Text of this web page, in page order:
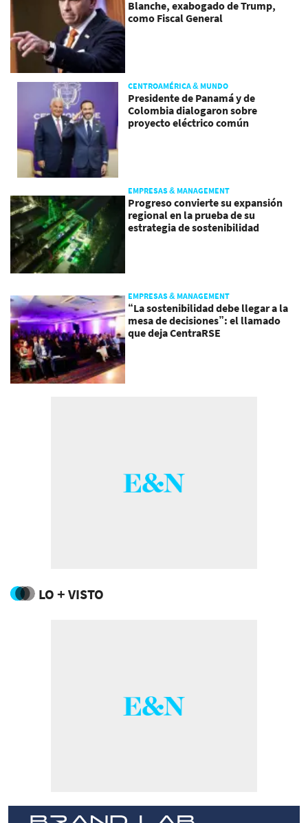
Blanche, exabogado de Trump,
como Fiscal General
CENTROAMÉRICA & MUNDO
Presidente de Panamá y de
Colombia dialogaron sobre
proyecto eléctrico común
EMPRESAS & MANAGEMENT
Progreso convierte su expansión
regional en la prueba de su
estrategia de sostenibilidad
EMPRESAS & MANAGEMENT
“La sostenibilidad debe llegar a la
mesa de decisiones”: el llamado
que deja CentraRSE
LO + VISTO